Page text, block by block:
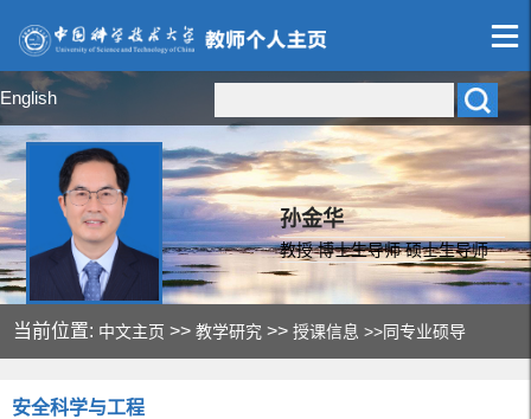
English
孙金华
教授 博士生导师 硕士生导师
当前位置: 中文主页 >>教学研究 >>授课信息 >>同专业硕导
安全科学与工程